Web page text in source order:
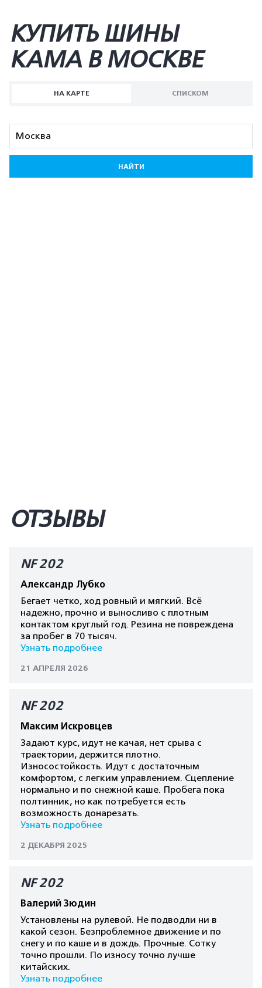
КУПИТЬ ШИНЫ
KAMA В МОСКВЕ
НА КАРТЕ СПИСКОМ
НАЙТИ
ОТЗЫВЫ
NF 202
Александр Лубко
Бегает четко, ход ровный и мягкий. Всё
надежно, прочно и выносливо с плотным
контактом круглый год. Резина не повреждена
за пробег в 70 тысяч.
Узнать подробнее
21 АПРЕЛЯ 2026
NF 202
Максим Искровцев
Задают курс, идут не качая, нет срыва с
траектории, держится плотно.
Износостойкость. Идут с достаточным
комфортом, с легким управлением. Сцепление
нормально и по снежной каше. Пробега пока
полтинник, но как потребуется есть
возможность донарезать.
Узнать подробнее
2 ДЕКАБРЯ 2025
NF 202
Валерий Зюдин
Установлены на рулевой. Не подводли ни в
какой сезон. Безпроблемное движение и по
снегу и по каше и в дождь. Прочные. Сотку
точно прошли. По износу точно лучше
китайских.
Узнать подробнее